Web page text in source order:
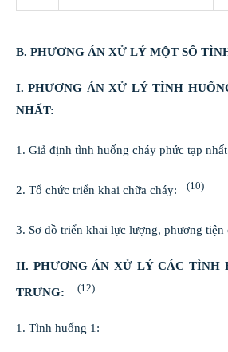
B. PHƯƠNG ÁN XỬ LÝ MỘT SỐ
I. PHƯƠNG ÁN XỬ LÝ TÌNH
NHẤT:
1. Giả định tình huống cháy phức tạp
2. Tổ chức triển khai chữa cháy: (10)
3. Sơ đồ triển khai lực lượng, phương
II. PHƯƠNG ÁN XỬ LÝ CÁC TÌNH
TRƯNG: (12)
1. Tình huống 1: